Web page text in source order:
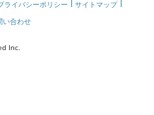
ライバシーポリシー サイトマップ
い合わせ
Inc.